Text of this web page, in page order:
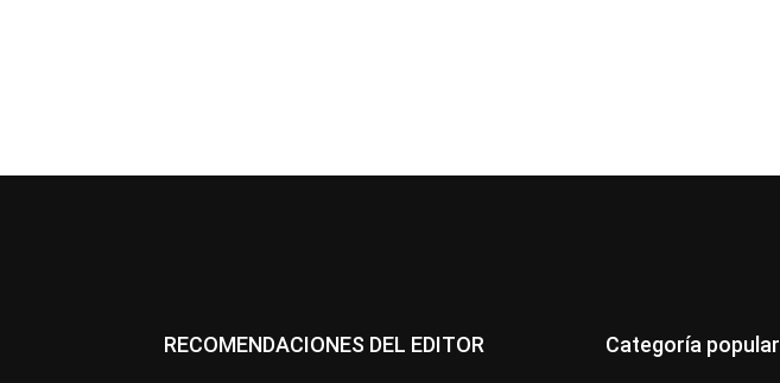
RECOMENDACIONES DEL EDITOR Categoría popular